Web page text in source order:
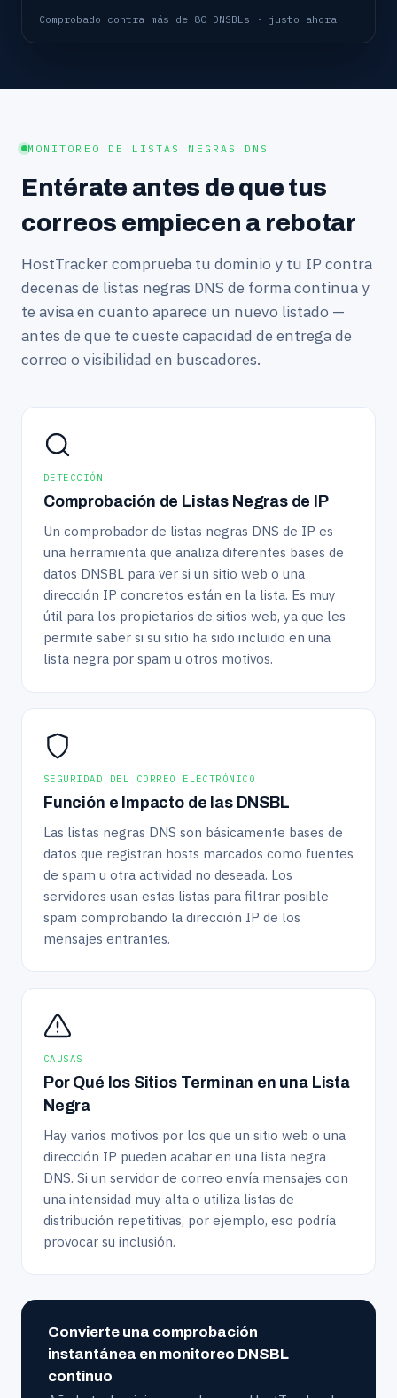
Comprobado contra más de 80 DNSBLs · justo ahora
MONITOREO DE LISTAS NEGRAS DNS
Entérate antes de que tus
correos empiecen a rebotar
HostTracker comprueba tu dominio y tu IP contra
decenas de listas negras DNS de forma continua y
te avisa en cuanto aparece un nuevo listado —
antes de que te cueste capacidad de entrega de
correo o visibilidad en buscadores.
DETECCIÓN
Comprobación de Listas Negras de IP
Un comprobador de listas negras DNS de IP es
una herramienta que analiza diferentes bases de
datos DNSBL para ver si un sitio web o una
dirección IP concretos están en la lista. Es muy
útil para los propietarios de sitios web, ya que les
permite saber si su sitio ha sido incluido en una
lista negra por spam u otros motivos.
SEGURIDAD DEL CORREO ELECTRÓNICO
Función e Impacto de las DNSBL
Las listas negras DNS son básicamente bases de
datos que registran hosts marcados como fuentes
de spam u otra actividad no deseada. Los
servidores usan estas listas para filtrar posible
spam comprobando la dirección IP de los
mensajes entrantes.
CAUSAS
Por Qué los Sitios Terminan en una Lista
Negra
Hay varios motivos por los que un sitio web o una
dirección IP pueden acabar en una lista negra
DNS. Si un servidor de correo envía mensajes con
una intensidad muy alta o utiliza listas de
distribución repetitivas, por ejemplo, eso podría
provocar su inclusión.
Convierte una comprobación
instantánea en monitoreo DNSBL
continuo